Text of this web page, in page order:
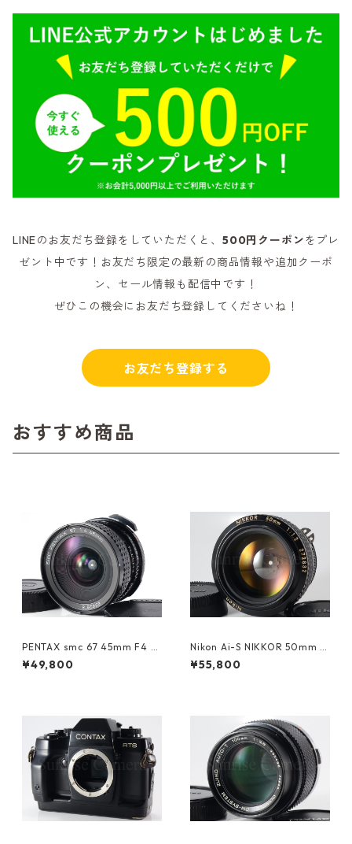
LINEのお友だち登録をしていただくと、500円クーポンをプレ
ゼント中です！お友だち限定の最新の商品情報や追加クーポ
ン、セール情報も配信中です！
ぜひこの機会にお友だち登録してくださいね！
お友だち登録する
おすすめ商品
PENTAX smc 67 45mm F4 ペ
ンタックス (61366)
¥49,800
Nikon Ai-S NIKKOR 50mm F
1.2レンズ (61214)
¥55,800